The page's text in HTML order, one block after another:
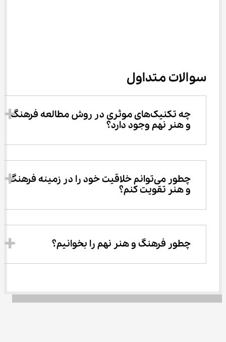
سوالات متداول
چه تکنیک‌های موثری در روش مطالعه فرهنگ
و هنر نهم وجود دارد؟
چطور می‌توانم خلاقیت خود را در زمینه فرهنگ
و هنر تقویت کنم؟
چطور فرهنگ و هنر نهم را بخوانیم؟